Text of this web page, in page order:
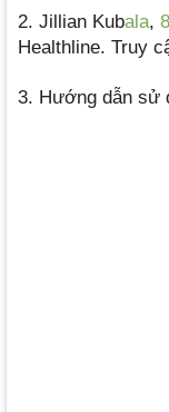
2. Jillian Kubala,
Healthline. Truy
3. Hướng dẫn sử